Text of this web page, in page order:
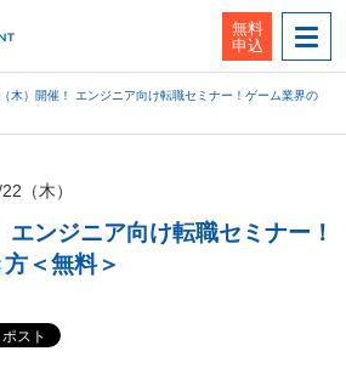
無料
申込
木）開催！ エンジニア向け転職セミナー！ゲーム業界の
（木）
ンジニア向け転職セミナー！
＜無料＞